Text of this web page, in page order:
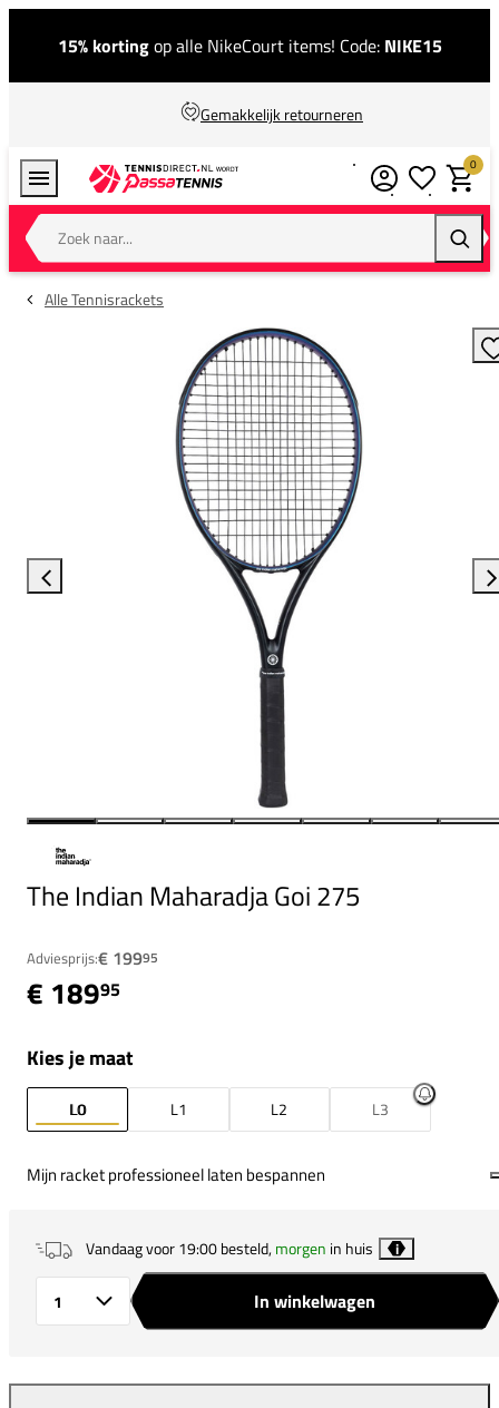
15% kortingop alle NikeCourt items! Code: NIKE15
Gemakkelijk retourneren
Zoek naar...
0
Alle Tennisrackets
The Indian Maharadja Goi 275
Adviesprijs:€ 19995
€ 18995
Kies je maat
L0 L1 L2 L3
Mijn racket professioneel laten bespannen
Vandaag voor 19:00 besteld,morgen in huis i
In winkelwagen